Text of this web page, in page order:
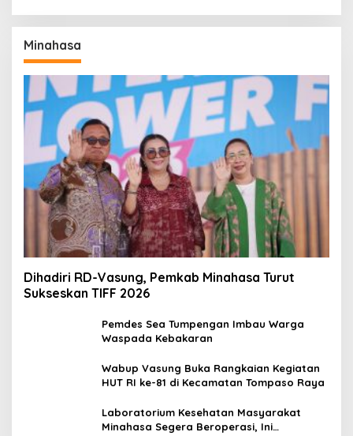
Minahasa
Dihadiri RD-Vasung, Pemkab Minahasa Turut
Sukseskan TIFF 2026
Pemdes Sea Tumpengan Imbau Warga
Waspada Kebakaran
Wabup Vasung Buka Rangkaian Kegiatan
HUT RI ke-81 di Kecamatan Tompaso Raya
Laboratorium Kesehatan Masyarakat
Minahasa Segera Beroperasi, Ini